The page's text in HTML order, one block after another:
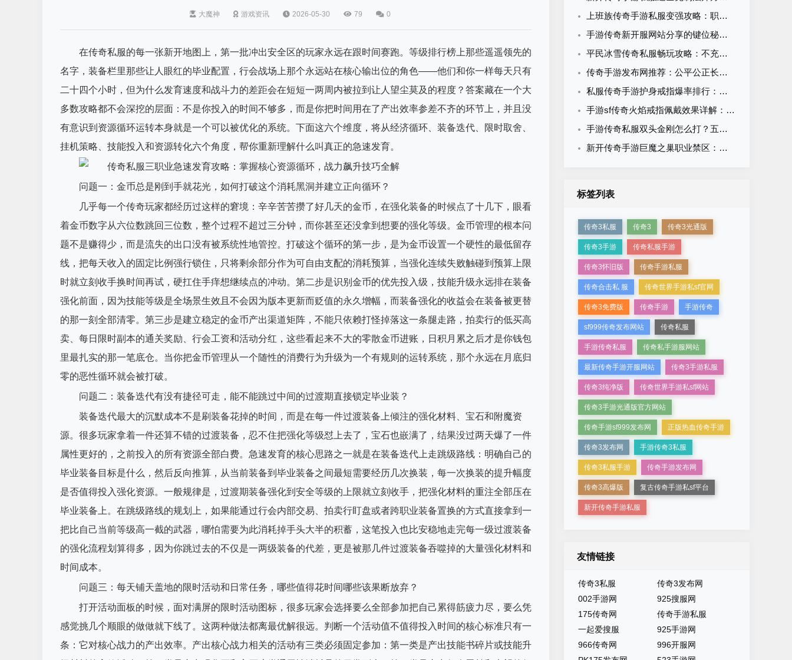
大魔神 游戏资讯 2026-05-30 79 0
在传奇私服的每一张新开地图上，第一批冲出安全区的玩家永远在跟时间赛跑。等级排行榜上那些遥遥领先的
名字，装备栏里那些让人眼红的毕业配置，行会战场上那个永远站在核心输出位的角色——他们和你一样每天只有
二十四个小时，但为什么发育速度和战斗力的差距会在短短一两周内被拉到让人望尘莫及的程度？答案藏在一个大
多数攻略都不会深挖的层面：不是你投入的时间不够多，而是你把时间用在了产出效率参差不齐的环节上，并且没
有意识到资源循环运转本身就是一个可以被优化的系统。下面这六个维度，将从经济循环、装备迭代、限时取舍、
挂机策略、技能投入和资源转化六个角度，帮你重新理解什么叫真正的急速发育。
问题一：金币总是刚到手就花光，如何打破这个消耗黑洞并建立正向循环？
几乎每一个传奇玩家都经历过这样的窘境：辛辛苦苦攒了好几天的金币，在强化装备的时候点了十几下，眼看
着金币数字从六位数跳回三位数，整个过程不超过三分钟，而你甚至还没拿到想要的强化等级。金币管理的根本问
题不是赚得少，而是流失的出口没有被系统性地管控。打破这个循环的第一步，是为金币设置一个硬性的最低留存
线，把每天收入的固定比例强行锁住，只将剩余部分作为可自由支配的消耗预算，当强化连续失败触碰到预算上限
时就立刻收手换时间再试，硬扛住手痒想继续点的冲动。第二步是识别金币的优先投入级，技能升级永远排在装备
强化前面，因为技能等级是全场景生效且不会因为版本更新而贬值的永久增幅，而装备强化的收益会在装备被更替
的那一刻全部清零。第三步是建立稳定的金币产出渠道矩阵，不能只依赖打怪掉落这一条腿走路，拍卖行的低买高
卖、每日限时副本的通关奖励、行会工资和活动分红，这些看起来不大的零散金币进账，日积月累之后才是你钱包
里最扎实的那一笔底仓。当你把金币管理从一个随性的消费行为升级为一个有规则的运转系统，那个永远在月底归
零的恶性循环就会被打破。
问题二：装备迭代有没有捷径可走，能不能跳过中间的过渡期直接锁定毕业装？
装备迭代最大的沉默成本不是刷装备花掉的时间，而是在每一件过渡装备上倾注的强化材料、宝石和附魔资
源。很多玩家拿着一件还算不错的过渡装备，忍不住把强化等级怼上去了，宝石也嵌满了，结果没过两天爆了一件
属性更好的，之前投入的所有资源全部白费。急速发育的核心思路之一就是在装备迭代上走跳级路线：明确自己的
毕业装备目标是什么，然后反向推算，从当前装备到毕业装备之间最短需要经历几次换装，每一次换装的提升幅度
是否值得投入强化资源。一般规律是，过渡期装备强化到安全等级的上限就立刻收手，把强化材料的重注全部压在
毕业装备上。在跳级路线的规划上，如果能通过行会内部交易、拍卖行盯盘或者跨职业装备置换的方式直接拿到一
把比自己当前等级高一截的武器，哪怕需要为此消耗掉手头大半的积蓄，这笔投入也比安稳地走完每一级过渡装备
的强化流程划算得多，因为你跳过去的不仅是一两级装备的代差，更是被那几件过渡装备吞噬掉的大量强化材料和
时间成本。
问题三：每天铺天盖地的限时活动和日常任务，哪些值得花时间哪些该果断放弃？
打开活动面板的时候，面对满屏的限时活动图标，很多玩家会选择要么全部参加把自己累得筋疲力尽，要么凭
感觉挑几个顺眼的做做就下线了。这两种做法都离最优解很远。判断一个活动值不值得投入时间的核心标准只有一
条：它对核心战力的产出效率。产出核心战力相关的活动有三类必须固定参加：第一类是产出技能书碎片或技能升
上班族传奇手游私服变强攻略：职业选择、挂机策略与装备获取全解析
手游传奇新开服网站分享的键位秘密：技能衔接从此告别手忙脚乱‌
平民冰雪传奇私服畅玩攻略：不充钱也能制霸冰雪世界的完整指南
传奇手游发布网推荐：公平公正长久稳定的传奇手游版本怎么选？
私服传奇手游护身戒指爆率排行：这5个怪物最容易出，刷取攻略全解析
手游sf传奇火焰戒指佩戴效果详解：三职业加成与获取攻略
手游传奇私服双头金刚怎么打？五大基本条件缺一不可
新开传奇手游巨魔之巢职业禁区：为什么前期道士不该去？
标签列表
传奇3私服 传奇3 传奇3光通版
传奇3手游 传奇私服手游
传奇3怀旧版 传奇手游私服
传奇合击私 服 传奇世界手游私sf官网
传奇3免费版 传奇手游 手游传奇
sf999传奇发布网站 传奇私服
手游传奇私服 传奇私手游服网站
最新传奇手游开服网站 传奇3手游私服
传奇3纯净版 传奇世界手游私sf网站
传奇3手游光通版官方网站
传奇手游sf999发布网 正版热血传奇手游
传奇3发布网 手游传奇3私服
传奇3私服手游 传奇手游发布网
传奇3高爆版 复古传奇手游私sf平台
新开传奇手游私服
友情链接
传奇3私服
传奇3发布网
002手游网
925搜服网
175传奇网
传奇手游私服
一起爱搜服
925手游网
966传奇网
996开服网